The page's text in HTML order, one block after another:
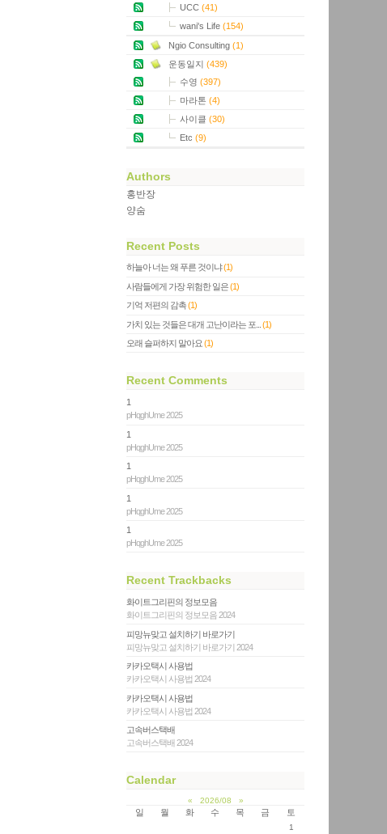
UCC (41)
wani's Life (154)
Ngio Consulting (1)
운동일지 (439)
수영 (397)
마라톤 (4)
사이클 (30)
Etc (9)
Authors
홍반장
양숨
Recent Posts
하늘아 너는 왜 푸른 것이냐(1)
사람들에게 가장 위험한 일은(1)
기억 저편의 감촉(1)
가치 있는 것들은 대개 고난이라는 포... (1)
오래 슬퍼하지 말아요(1)
Recent Comments
1
pHqghUme 2025
1
pHqghUme 2025
1
pHqghUme 2025
1
pHqghUme 2025
1
pHqghUme 2025
Recent Trackbacks
화이트그리핀의 정보모음
화이트그리핀의 정보모음 2024
피망뉴맞고 설치하기 바로가기
피망뉴맞고 설치하기 바로가기 2024
카카오택시 사용법
카카오택시 사용법 2024
카카오택시 사용법
카카오택시 사용법 2024
고속버스택배
고속버스택배 2024
Calendar
« 2026/08 »
일 월 화 수 목 금 토
1